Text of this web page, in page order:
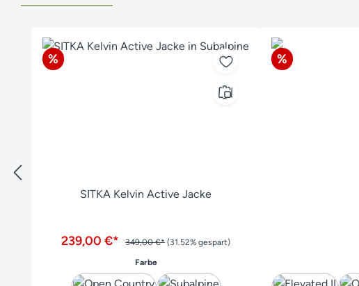
Produktgalerie überspringen
Rabatt
%
SITKA Kelvin Active Jacke
239,00 €* 349,00 €* (31.52% gespart)
Farbeauswählen
Rabatt
%